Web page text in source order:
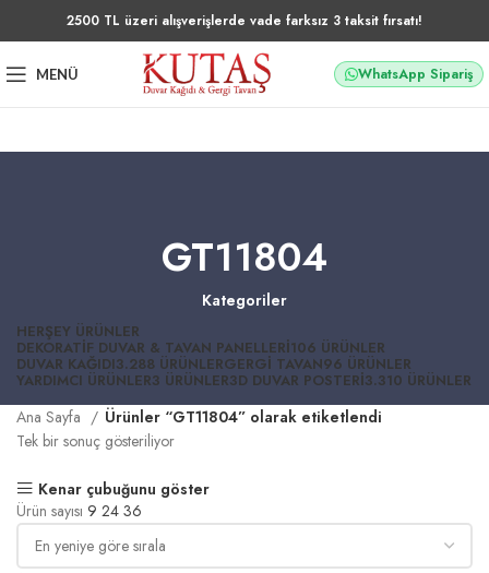
2500 TL üzeri alışverişlerde vade farksız 3 taksit fırsatı!
MENÜ WhatsApp Sipariş
GT11804
Kategoriler
HERŞEY ÜRÜNLER
DEKORATIF DUVAR & TAVAN PANELLERI106 ÜRÜNLER
DUVAR KAĞIDI3.288 ÜRÜNLERGERGI TAVAN96 ÜRÜNLER
YARDIMCI ÜRÜNLER3 ÜRÜNLER3D DUVAR POSTERI3.310 ÜRÜNLER
Ana Sayfa
Ürünler “GT11804” olarak etiketlendi
Tek bir sonuç gösteriliyor
Kenar çubuğunu göster
Ürün sayısı 9 24 36